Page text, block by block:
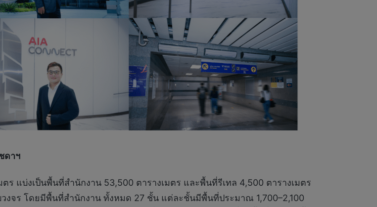
ดาฯ
ร แบ่งเป็นพื้นที่สำนักงาน 53,500 ตารางเมตร และพื้นที่รีเทล 4,500 ตารางเมตร
งจร โดยมีพื้นที่สำนักงาน ทั้งหมด 27 ชั้น แต่ละชั้นมีพื้นที่ประมาณ 1,700–2,100